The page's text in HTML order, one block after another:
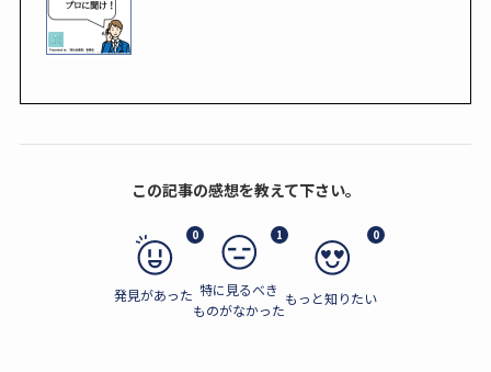
この記事の感想を教えて下さい。
0
発見があった
1
特に見るべき
ものがなかった
0
もっと知りたい